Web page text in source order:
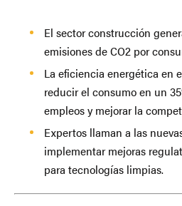
El sector construcción
emisiones de CO2 por
La eficiencia energética en
reducir el consumo en un
empleos y mejorar la
Expertos llaman a las
implementar mejoras
para tecnologías limpias.